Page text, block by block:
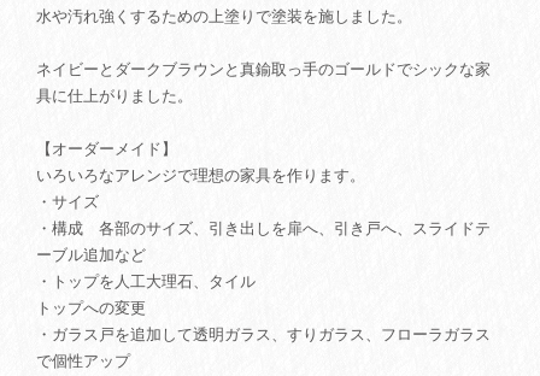
水や汚れ強くするための上塗りで塗装を施しました。
ネイビーとダークブラウンと真鍮取っ手のゴールドでシックな家
具に仕上がりました。
【オーダーメイド】
いろいろなアレンジで理想の家具を作ります。
・サイズ
・構成 各部のサイズ、引き出しを扉へ、引き戸へ、スライドテ
ーブル追加など
・トップを人工大理石、タイル
トップへの変更
・ガラス戸を追加して透明ガラス、すりガラス、フローラガラス
で個性アップ